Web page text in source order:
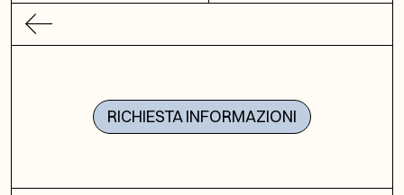
RICHIESTA INFORMAZIONI